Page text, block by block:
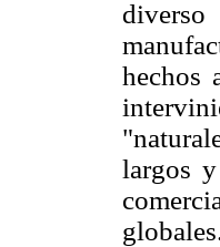
hechos
largos